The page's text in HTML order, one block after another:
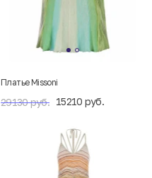
Платье Missoni
29130 руб. 15210 руб.